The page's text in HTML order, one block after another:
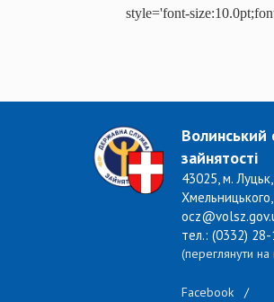
style='font-
Волинський
зайнятості
43025, м. Луцьк,
тел.: (0332)
(переглянути на
Facebook /